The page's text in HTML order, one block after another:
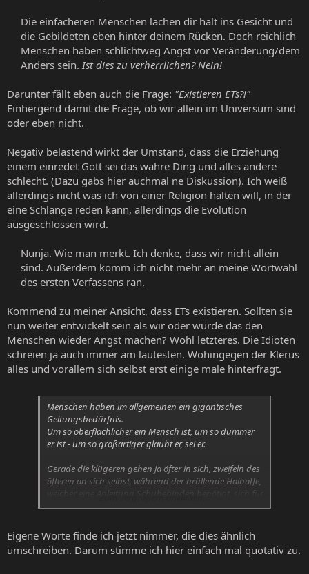
Die einfacheren Menschen lachen dir halt ins Gesicht und
die Gebildeten eben hinter deinem Rücken. Doch reichlich
Menschen haben schlichtweg Angst vor Veränderung/dem
Anders sein. Ist dies zu verherrlichen? Nein!
Darunter fällt eben auch die Frage: "Existieren ETs?!"
Einhergend damit die Frage, ob wir allein im Universum sind
oder eben nicht.
Negativ belastend wirkt der Umstand, dass die Erziehung
einem einredet Gott sei das wahre Ding und alles andere
schlecht. (Dazu gabs hier auchmal ne Diskussion). Ich weiß
allerdings nicht was ich von einer Religion halten will, in der
eine Schlange reden kann, allerdings die Evolution
ausgeschlossen wird.
Nunja. Wie man merkt. Ich denke, dass wir nicht allein
sind. Außerdem komm ich nicht mehr an meine Wortwahl
des ersten Verfassens ran.​
Kommend zu meiner Ansicht, dass ETs existieren. Sollten sie
nun weiter entwickelt sein als wir oder würde das den
Menschen wieder Angst machen? Wohl letzteres. Die Idioten
schreien ja auch immer am lautesten. Wohingegen der Klerus
alles und vorallem sich selbst erst einige male hinterfragt.
Menschen haben im allgemeinen ein gigantisches
Geltungsbedürfnis.
Um so oberflächlicher ein Mensch ist, um so dümmer
er ist - um so großartiger glaubt er, sei er.
Gerade die klügeren gehen ja öfter in sich, zweifeln des
öfteren an sich selbst, während der brüllende Halbaffe,
welcher eine Anleitung Schuhebinden benötigt, sich für
den allwissenden König der Welt hällt.
Eigene Worte finde ich jetzt nimmer, die dies ähnlich
umschreiben. Darum stimme ich hier einfach mal quotativ zu.